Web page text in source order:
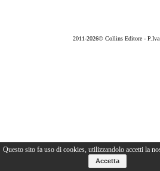
2011-2026© Collins Editore - P.Iva
Questo sito fa uso di cookies, utilizzandolo accetti la
Accetta